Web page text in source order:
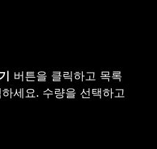
버튼을 클릭하고 목록
세요. 수량을 선택하고